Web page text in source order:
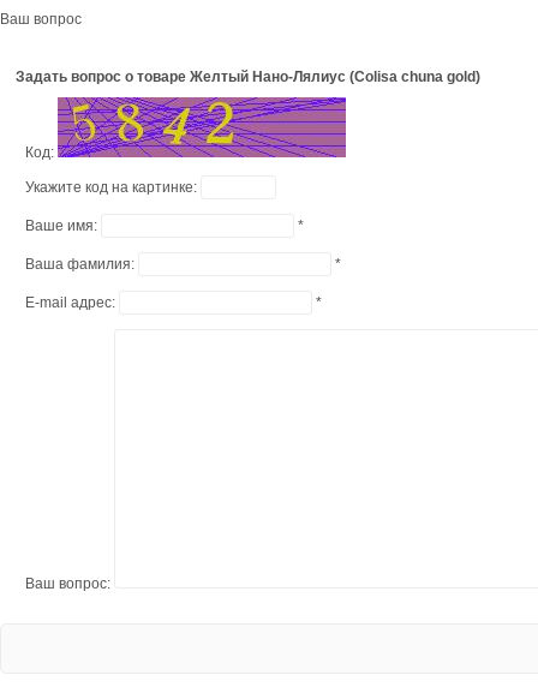
Ваш вопрос
Задать вопрос о товаре Желтый Нано-Лялиус (Colisa chuna gold)
Код:
Укажите код на картинке:
Ваше имя: *
Ваша фамилия: *
E-mail адрес: *
Ваш вопрос: